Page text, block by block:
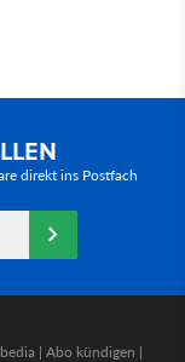
direkt ins Postfach
| Abo kündigen |